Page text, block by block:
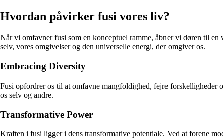
Hvordan påvirker fusi vores liv?
Når vi omfavner fusi som en konceptuel ramme, åbner vi døren til
selv, vores omgivelser og den universelle energi, der omgiver os.
Embracing Diversity
Fusi opfordrer os til at omfavne mangfoldighed, fejre forskelligheder
os selv og andre.
Transformative Power
Kraften i fusi ligger i dens transformative potentiale. Ved at forene